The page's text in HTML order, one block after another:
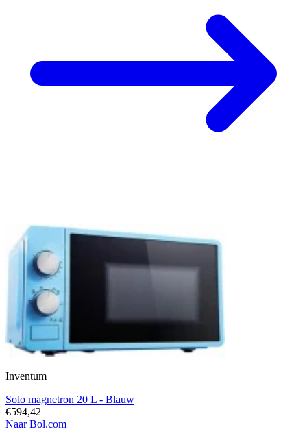
Inventum
Solo magnetron 20 L - Blauw
€594,42
Naar Bol.com